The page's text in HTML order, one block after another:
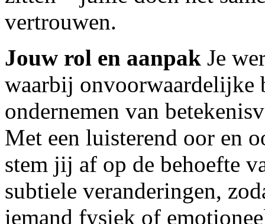
vertrouwen.
Jouw rol en aanpak Je
waarbij onvoorwaardelijke
ondernemen van
Met een luisterend oor en
stem jij af op de behoefte
subtiele veranderingen,
iemand fysiek of